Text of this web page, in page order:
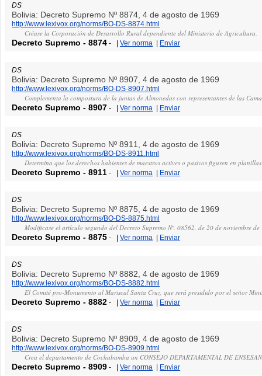
DS
Bolivia: Decreto Supremo Nº 8874, 4 de agosto de 1969
http://www.lexivox.org/norms/BO-DS-8874.html
Créase la Corporación de Desarrollo Rural dependiente del Ministerio de Agricultura.
Decreto Supremo -8874 - |Ver norma | Enviar
DS
Bolivia: Decreto Supremo Nº 8907, 4 de agosto de 1969
http://www.lexivox.org/norms/BO-DS-8907.html
Complementa la compostura de la juntas de Almonedas con representantes de las
Decreto Supremo -8907 - |Ver norma | Enviar
DS
Bolivia: Decreto Supremo Nº 8911, 4 de agosto de 1969
http://www.lexivox.org/norms/BO-DS-8911.html
Determina que los derechos habientes de maestros actives o pasivos figuren en
Decreto Supremo -8911 - |Ver norma | Enviar
DS
Bolivia: Decreto Supremo Nº 8875, 4 de agosto de 1969
http://www.lexivox.org/norms/BO-DS-8875.html
Modificase el artículo segundo del Decreto Supremo Nº. 08562, de 20 de noviembre de
Decreto Supremo -8875 - |Ver norma | Enviar
DS
Bolivia: Decreto Supremo Nº 8882, 4 de agosto de 1969
http://www.lexivox.org/norms/BO-DS-8882.html
El Comité pro-Monumento al Mariscal Santa Cruz, que será presidido por el señor
Decreto Supremo -8882 - |Ver norma | Enviar
DS
Bolivia: Decreto Supremo Nº 8909, 4 de agosto de 1969
http://www.lexivox.org/norms/BO-DS-8909.html
Crea el departamento de Cochabamba un CONSEJO DEPARTAMENTAL DE
Decreto Supremo -8909 - |Ver norma | Enviar